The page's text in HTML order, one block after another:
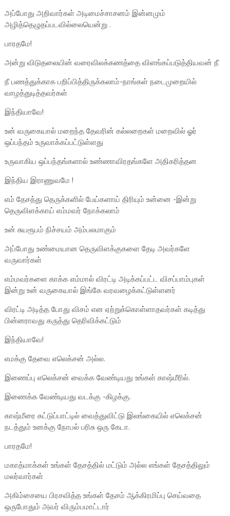
அப்போது அறிவார்கள் அடிமைச்சாசனம் இன்னமும்
அழித்தெழுதப்படவில்லையென்று .
பாரதமே!
அன்று விடுதலையின் வரைவிலக்கணத்தை விளங்கப்படுத்தியவன் நீ
நீ பணத்துக்காக பறிப்பித்திருக்கலாம்-நாங்கள் நடைமுறையில்
வாழத்துடித்தவர்கள்
இந்தியாவே!
உன் வருகையால் மறைந்த தேவரின் கல்லறைகள் மறைவில் ஓர்
ஒப்பந்தம் உருவாக்கப்பட்டுள்ளது
உருவாகிய ஒப்பந்தங்களால் உண்ணாவிரதங்களே அதிகரித்தன
இந்திய இராணுவமே !
எம் தேசத்து தெருக்களில் பேய்களாய் திரியும் உன்னை -இன்று
தெருவிளக்காய் எம்மவர் நோக்கலாம்
உன் சுயரூபம் நிச்சயம் அம்பலமாகும்
அப்போது உண்மையான தெருவிளக்குகளை தேடி அவர்களே
வருவார்கள்
எம்மவர்களை காக்க எம்மால் விரட்டி அடிக்கப்பட்ட விசப்பாம்புகள்
இன்று உன் வருகையால் இங்கே வரவழைக்கட்டுள்ளனர்
விரட்டி அடித்த போது விசம் என ஏற்றுக்கொள்ளாதவர்கள் கடித்து
பின்னராவது கருத்து தெரிவிக்கட்டும்
இந்தியாவே!
எமக்கு தேவை எலெக்சன் அல்ல.
இணைப்பு எலெக்சன் வைக்க வேண்டியது உங்கள் காஷ்மீரில்.
இணைக்க வேண்டியது வடக்கு -கிழக்கு.
காஷ்மீரை கட்டுப்பாட்டில் வைத்துவிட்டு இலங்கையில் எலெக்சன்
நடத்தும் உனக்கு நோபல் பரிசு ஒரு கேடா.
பாரதமே!
மகாத்மாக்கள் உங்கள் தேசத்தில் மட்டும் அல்ல எங்கள் தேசத்திலும்
மலர்வார்கள்
அகிம்சையை பிரசவித்த உங்கள் தேசம் ஆக்கிரமிப்பு செய்வதை
ஒருபோதும் அவர் விரும்பமாட்டார்